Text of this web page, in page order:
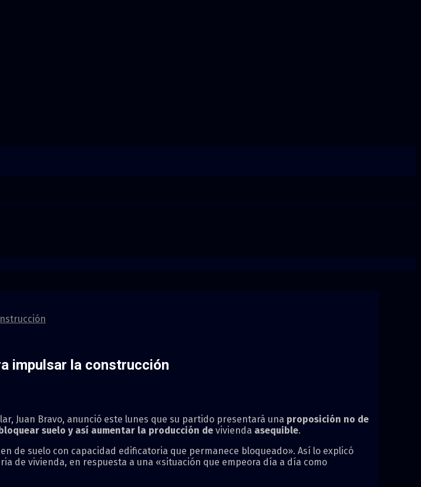
impulsar la construcción
Juan Bravo, anunció este lunes que su partido presentará una proposición no de
suelo y así aumentar la producción de vivienda asequible.
de suelo con capacidad edificatoria que permanece bloqueado». Así lo explicó
de vivienda, en respuesta a una «situación que empeora día a día como